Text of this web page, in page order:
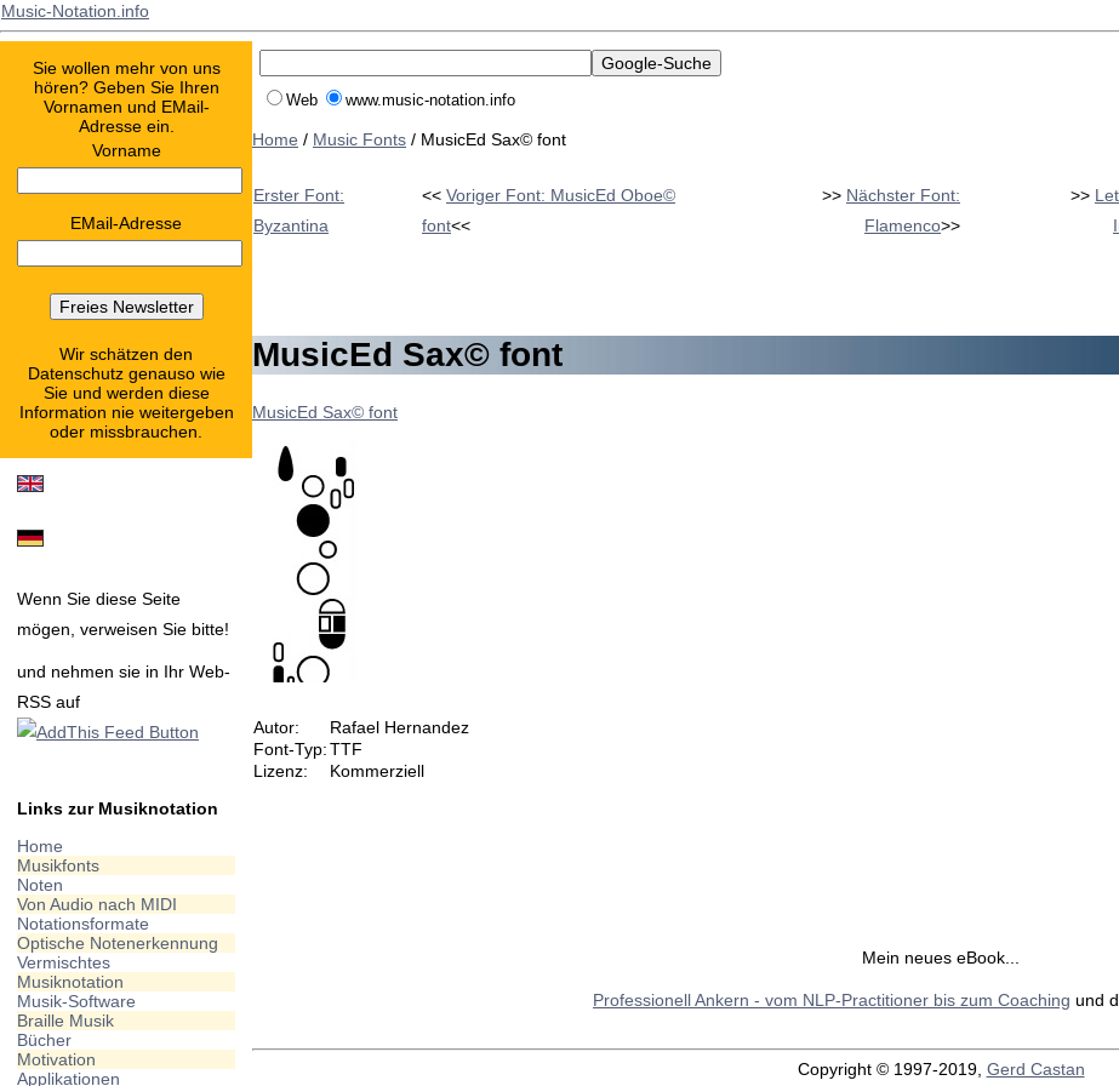
Music-Notation.info
Sie wollen mehr von uns
hören? Geben Sie Ihren
Vornamen und EMail-
Adresse ein.
Vorname
EMail-Adresse
Wir schätzen den
Datenschutz genauso wie
Sie und werden diese
Information nie weitergeben
oder missbrauchen.
Wenn Sie diese Seite
mögen, verweisen Sie bitte!
und nehmen sie in Ihr Web-
RSS auf
Links zur Musiknotation
Home
Musikfonts
Noten
Von Audio nach MIDI
Notationsformate
Optische Notenerkennung
Vermischtes
Musiknotation
Musik-Software
Braille Musik
Bücher
Motivation
Applikationen
Web www.music-notation.info
Home / Music Fonts / MusicEd Sax© font
Erster Font:
Byzantina
<< Voriger Font: MusicEd Oboe©
font<<
>> Nächster Font:
Flamenco>>
>>
MusicEd Sax© font
MusicEd Sax© font
Autor:
Rafael Hernandez
Font-Typ:TTF
Lizenz:
Kommerziell
Mein neues eBook...
Professionell Ankern - vom NLP-Practitioner bis zum Coaching und
Copyright © 1997-2019, Gerd Castan